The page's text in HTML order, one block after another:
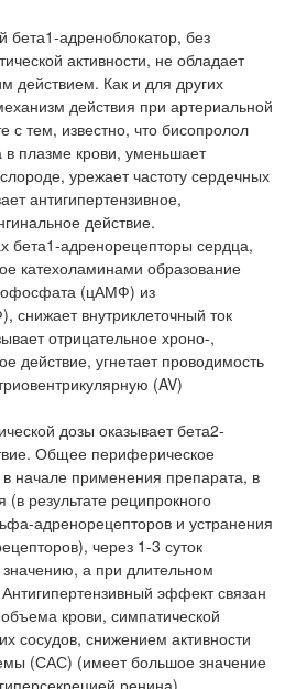
адреноблокатор, без
активности, не обладает
действием. Как и для других
действия при артериальной
с тем, известно, что бисопролол
в плазме крови, уменьшает
урежает частоту сердечных
антигипертензивное,
действие.
бета1-адренорецепторы сердца,
катехоламинами образование
(цАМФ) из
внутриклеточный ток
отрицательное хроно-,
действие, угнетает проводимость
(AV)
дозы оказывает бета2-
Общее периферическое
начале применения препарата, в
результате реципрокного
адренорецепторов и устранения
через 1-3 суток
а при длительном
эффект связан
крови, симпатической
сосудов, снижением активности
(САС) (имеет большое значение
ренина),